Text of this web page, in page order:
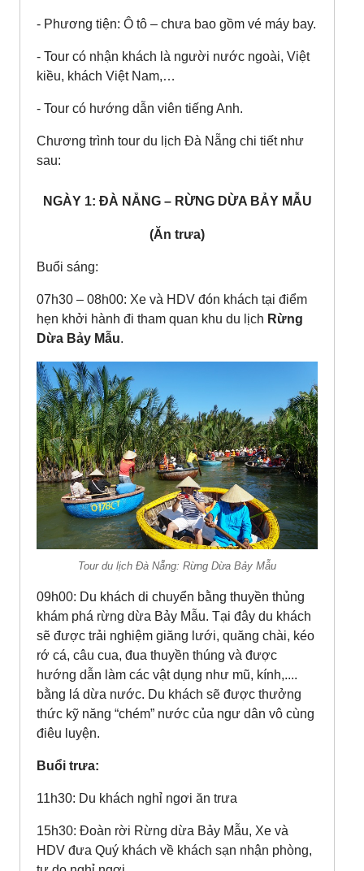
- Phương tiện: Ô tô – chưa bao gồm vé máy bay.
- Tour có nhận khách là người nước ngoài, Việt
kiều, khách Việt Nam,…
- Tour có hướng dẫn viên tiếng Anh.
Chương trình tour du lịch Đà Nẵng chi tiết như
sau:
NGÀY 1: ĐÀ NẴNG – RỪNG DỪA BẢY MẪU
(Ăn trưa)
Buổi sáng:
07h30 – 08h00: Xe và HDV đón khách tại điểm
hẹn khởi hành đi tham quan khu du lịch Rừng
Dừa Bảy Mẫu.
Tour du lịch Đà Nẵng: Rừng Dừa Bảy Mẫu
09h00: Du khách di chuyển bằng thuyền thủng
khám phá rừng dừa Bảy Mẫu. Tại đây du khách
sẽ được trải nghiệm giăng lưới, quăng chài, kéo
rớ cá, câu cua, đua thuyền thúng và được
hướng dẫn làm các vật dụng như mũ, kính,....
bằng lá dừa nước. Du khách sẽ được thưởng
thức kỹ năng “chém” nước của ngư dân vô cùng
điêu luyện.
Buổi trưa:
11h30: Du khách nghỉ ngơi ăn trưa
15h30: Đoàn rời Rừng dừa Bảy Mẫu, Xe và
HDV đưa Quý khách về khách sạn nhận phòng,